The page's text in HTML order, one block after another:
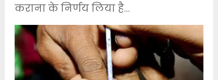
कराना के निर्णय लिया है…